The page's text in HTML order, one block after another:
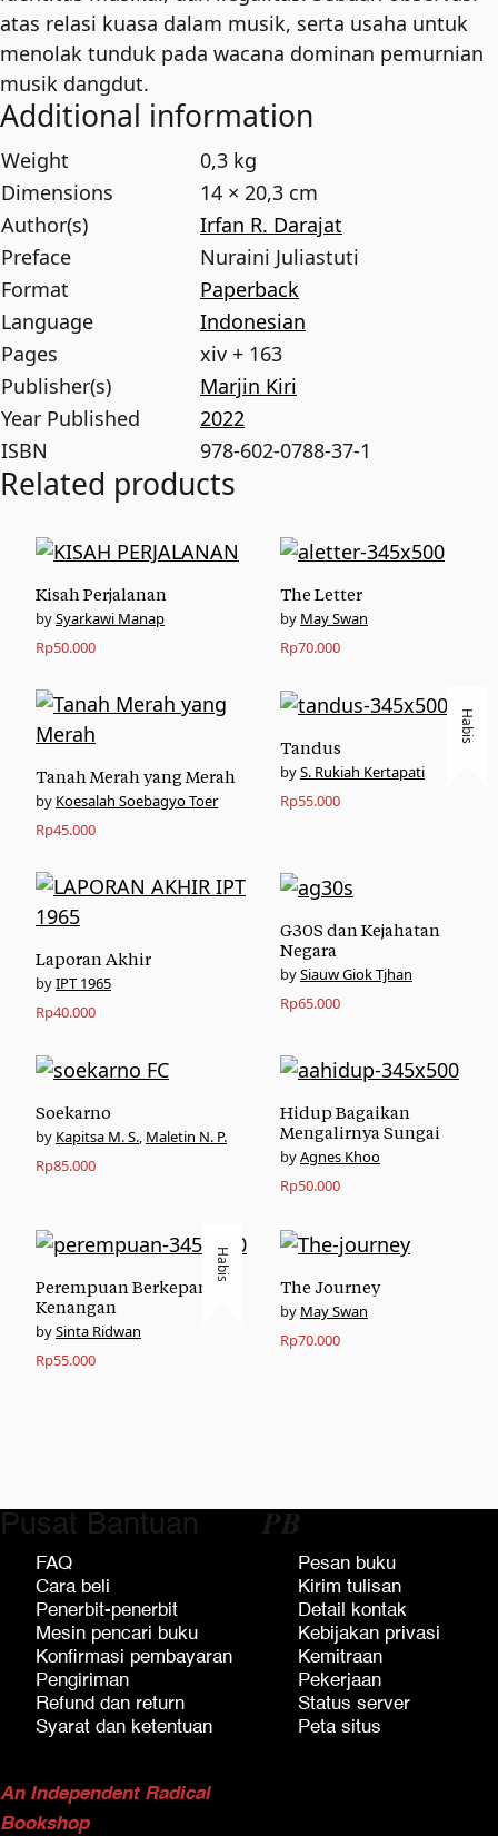
atas relasi kuasa dalam musik, serta usaha untuk
menolak tunduk pada wacana dominan pemurnian
musik dangdut.
Additional information
Weight
0,3 kg
Dimensions
14 × 20,3 cm
Author(s)
Irfan R. Darajat
Preface
Nuraini Juliastuti
Format
Paperback
Language
Indonesian
Pages
xiv + 163
Publisher(s)
Marjin Kiri
Year Published
2022
ISBN
978-602-0788-37-1
Related products
Kisah Perjalanan
Syarkawi Manap
Rp50.000
The Letter
May Swan
Rp70.000
Tanah Merah yang Merah
Koesalah Soebagyo Toer
Rp45.000
Habis
Tandus
S. Rukiah Kertapati
Rp55.000
Laporan Akhir
IPT 1965
Rp40.000
G30S dan Kejahatan
Negara
Siauw Giok Tjhan
Rp65.000
Soekarno
Kapitsa M. S., Maletin N. P.
Rp85.000
Hidup Bagaikan
Mengalirnya Sungai
Agnes Khoo
Rp50.000
Habis
Perempuan Berkepang
Kenangan
Sinta Ridwan
Rp55.000
The Journey
May Swan
Rp70.000
Pusat Bantuan
FAQ
Cara beli
Penerbit-penerbit
Mesin pencari buku
Konfirmasi pembayaran
Pengiriman
Refund dan return
Syarat dan ketentuan
𝑷𝑩
Pesan buku
Kirim tulisan
Detail kontak
Kebijakan privasi
Kemitraan
Pekerjaan
Status server
Peta situs
An Independent Radical
Bookshop